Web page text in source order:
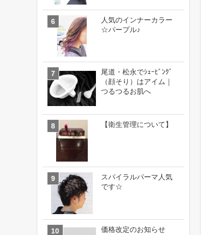
人気のインナーカラー
☆パープル♪
尾道・松永でｼｪｰﾋﾞﾝｸﾞ
（顔そり）はアイム｜
つるつるお肌へ
【衛生管理について】
スパイラルパーマ人気
です☆
価格改定のお知らせ